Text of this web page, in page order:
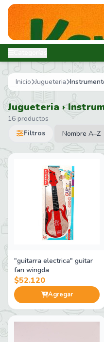
Inicio Jugueteria
Jugueteria ›
16 productos
Filtros
"guitarra electrica" guitar
fan wingda
$52.120
Agregar